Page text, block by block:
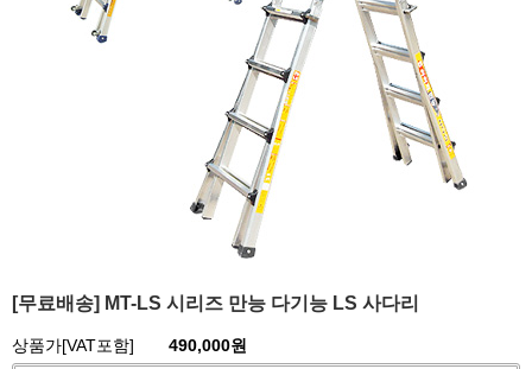
[무료배송] MT-LS 시리즈 만능 다기능 LS 사다리
상품가[VAT포함] 490,000원